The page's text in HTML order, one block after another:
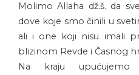
Molimo Allaha dž.š. da
dove koje smo činili u
ali i one koji nisu imali
blizinom Revde i Časnog
Na kraju